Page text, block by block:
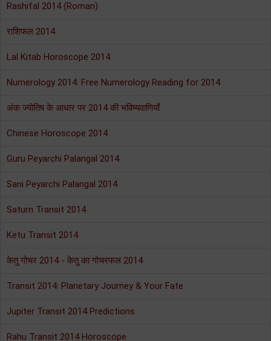
Rashifal 2014 (Roman)
राशिफल 2014
Lal Kitab Horoscope 2014
Numerology 2014: Free Numerology Reading for 2014
अंक ज्योतिष के आधार पर 2014 की भविष्यवाणियाँ
Chinese Horoscope 2014
Guru Peyarchi Palangal 2014
Sani Peyarchi Palangal 2014
Saturn Transit 2014
Ketu Transit 2014
केतु गोचर 2014 - केतु का गोचरफल 2014
Transit 2014: Planetary Journey & Your Fate
Jupiter Transit 2014 Predictions
Rahu Transit 2014 Horoscope